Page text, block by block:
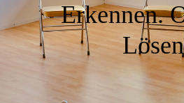
Erkennen.